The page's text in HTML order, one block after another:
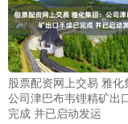
股票配资网上交易 雅化
公司津巴布韦锂精矿出
完成 并已启动发运